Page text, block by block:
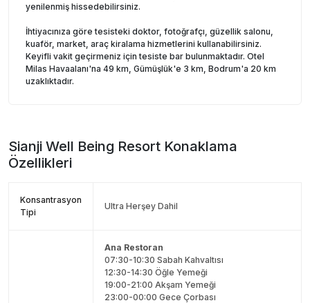
yenilenmiş hissedebilirsiniz.
İhtiyacınıza göre tesisteki doktor, fotoğrafçı, güzellik salonu,
kuaför, market, araç kiralama hizmetlerini kullanabilirsiniz.
Keyifli vakit geçirmeniz için tesiste bar bulunmaktadır. Otel
Milas Havaalanı'na 49 km, Gümüşlük'e 3 km, Bodrum'a 20 km
uzaklıktadır.
Sianji Well Being Resort Konaklama
Özellikleri
Konsantrasyon
Tipi
Ultra Herşey Dahil
Ana Restoran
07:30-10:30 Sabah Kahvaltısı
12:30-14:30 Öğle Yemeği
19:00-21:00 Akşam Yemeği
23:00-00:00 Gece Çorbası